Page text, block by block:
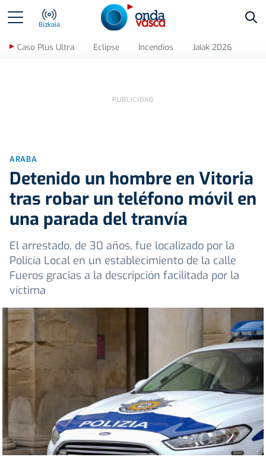
Bizkaia
Caso Plus Ultra Eclipse Incendios Jaiak 2026
ARABA
Detenido un hombre en Vitoria
tras robar un teléfono móvil en
una parada del tranvía
El arrestado, de 30 años, fue localizado por la
Policía Local en un establecimiento de la calle
Fueros gracias a la descripción facilitada por la
víctima